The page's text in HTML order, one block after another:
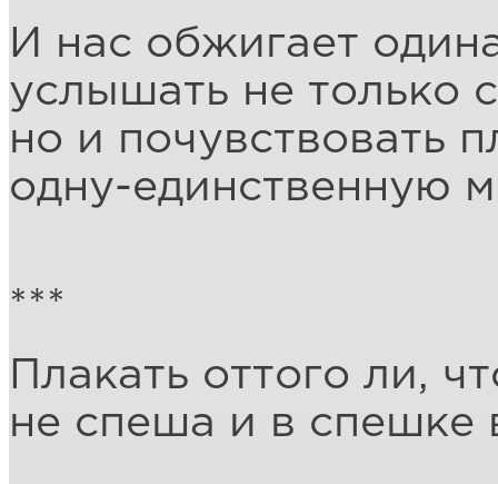
И нас обжигает
услышать не только
но и почувствовать
одну-единственную
***
Плакать оттого ли,
не спеша и в спешке